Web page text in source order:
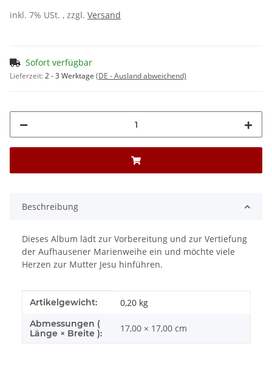
inkl. 7% USt. , zzgl. Versand
Sofort verfügbar
Lieferzeit:2 - 3 Werktage (DE - Ausland abweichend)
Beschreibung
Dieses Album lädt zur Vorbereitung und zur Vertiefung
der Aufhausener Marienweihe ein und möchte viele
Herzen zur Mutter Jesu hinführen.
Produkteigenschaft
Wert
Artikelgewicht: 0,20 kg
Abmessungen (
Länge × Breite ):
17,00 × 17,00 cm